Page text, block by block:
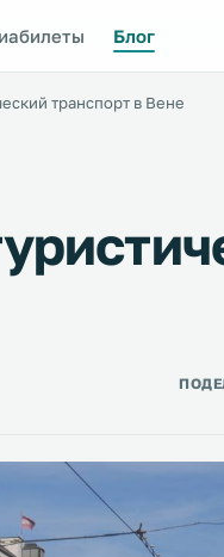
Блог
транспорт в Вене